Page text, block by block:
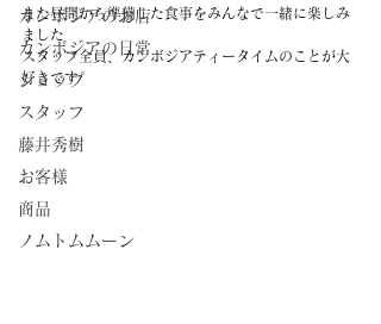
カンボジアのお店
カンボジアの日常
ショップ
スタッフ
藤井秀樹
お客様
商品
ノムトムムーン
また昼間から準備した食事をみんなで一緒に楽しみ
ました
スタッフ全員、カンボジアティータイムのことが大
好きです